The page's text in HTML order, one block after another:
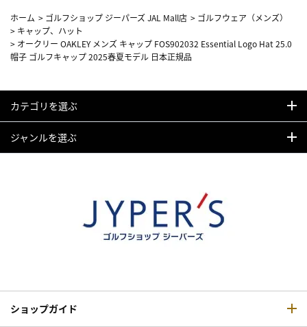
ホーム > ゴルフショップ ジーパーズ JAL Mall店 > ゴルフウェア（メンズ）
> キャップ、ハット
> オークリー OAKLEY メンズ キャップ FOS902032 Essential Logo Hat 25.0
帽子 ゴルフキャップ 2025春夏モデル 日本正規品
カテゴリを選ぶ
ジャンルを選ぶ
ショップガイド